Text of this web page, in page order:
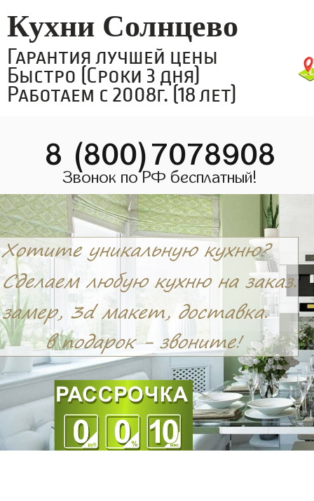
Кухни Солнцево
Гарантия лучшей цены
Быстро (Сроки 3 дня)
Работаем с 2008г. (18 лет)
8 (800)7078908
Звонок по РФ бесплатный!